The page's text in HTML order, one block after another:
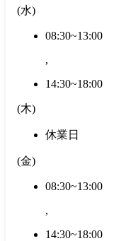
(水)
08:30~13:00
,
14:30~18:00
(木)
休業日
(金)
08:30~13:00
,
14:30~18:00